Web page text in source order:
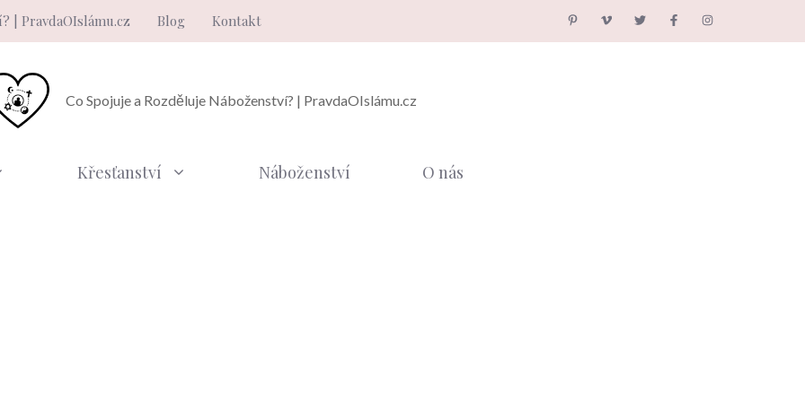
| PravdaOIslámu.cz Blog Kontakt
Co Spojuje a Rozděluje Náboženství? | PravdaOIslámu.cz
Křesťanství Náboženství O nás